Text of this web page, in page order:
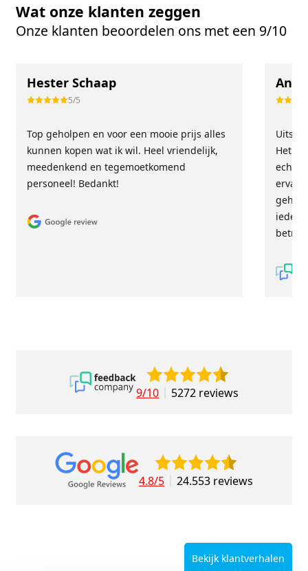
Wat onze klanten zeggen
Onze klanten beoordelen ons met een 9/10
Hester Schaap
5/5
Top geholpen en voor een mooie prijs alles
kunnen kopen wat ik wil. Heel vriendelijk,
meedenkend en tegemoetkomend
personeel! Bedankt!
Het
echt
9/10 5272 reviews
4.8/5 24.553 reviews
Bekijk klantverhalen